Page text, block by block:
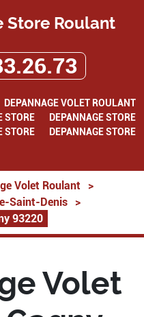
Store Roulant
DEPANNAGE VOLET ROULANT
STORE
DEPANNAGE STORE
STORE
DEPANNAGE STORE
Volet Roulant
>
Saint-Denis
>
93220
Volet